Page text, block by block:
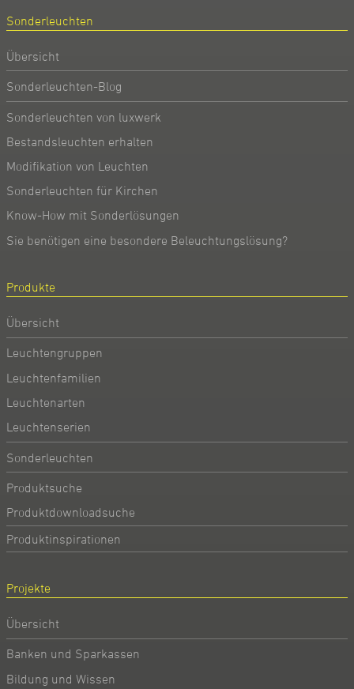
Sonderleuchten
Übersicht
Sonderleuchten-Blog
Sonderleuchten von luxwerk
Bestandsleuchten erhalten
Modifikation von Leuchten
Sonderleuchten für Kirchen
Know-How mit Sonderlösungen
Sie benötigen eine besondere Beleuchtungslösung?
Produkte
Übersicht
Leuchtengruppen
Leuchtenfamilien
Leuchtenarten
Leuchtenserien
Sonderleuchten
Produktsuche
Produktdownloadsuche
Produktinspirationen
Projekte
Übersicht
Banken und Sparkassen
Bildung und Wissen